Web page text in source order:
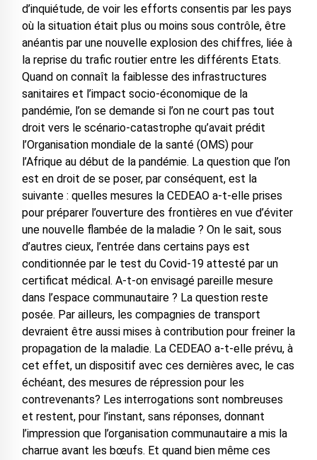
d’inquiétude, de voir les efforts consentis par les pays
où la situation était plus ou moins sous contrôle, être
anéantis par une nouvelle explosion des chiffres, liée à
la reprise du trafic routier entre les différents Etats.
Quand on connaît la faiblesse des infrastructures
sanitaires et l’impact socio-économique de la
pandémie, l’on se demande si l’on ne court pas tout
droit vers le scénario-catastrophe qu’avait prédit
l’Organisation mondiale de la santé (OMS) pour
l’Afrique au début de la pandémie. La question que l’on
est en droit de se poser, par conséquent, est la
suivante : quelles mesures la CEDEAO a-t-elle prises
pour préparer l’ouverture des frontières en vue d’éviter
une nouvelle flambée de la maladie ? On le sait, sous
d’autres cieux, l’entrée dans certains pays est
conditionnée par le test du Covid-19 attesté par un
certificat médical. A-t-on envisagé pareille mesure
dans l’espace communautaire ? La question reste
posée. Par ailleurs, les compagnies de transport
devraient être aussi mises à contribution pour freiner la
propagation de la maladie. La CEDEAO a-t-elle prévu, à
cet effet, un dispositif avec ces dernières avec, le cas
échéant, des mesures de répression pour les
contrevenants? Les interrogations sont nombreuses
et restent, pour l’instant, sans réponses, donnant
l’impression que l’organisation communautaire a mis la
charrue avant les bœufs. Et quand bien même ces